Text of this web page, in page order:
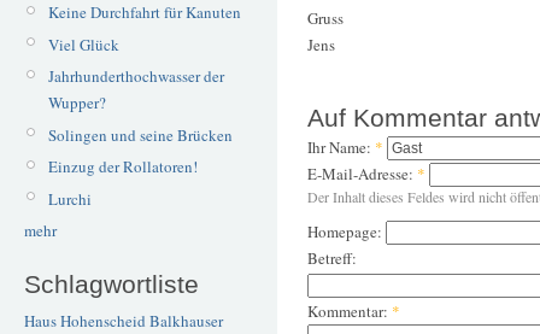
Keine Durchfahrt für Kanuten
Viel Glück
Jahrhunderthochwasser der
Wupper?
Solingen und seine Brücken
Einzug der Rollatoren!
Lurchi
mehr
Schlagwortliste
Haus Hohenscheid Balkhauser
Gruss
Jens
Auf Kommentar
Ihr Name: *
E-Mail-Adresse: *
Der Inhalt dieses Feldes wird nicht
Homepage:
Betreff:
Kommentar: *